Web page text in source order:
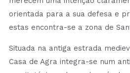
orientada para a sua defesa e
estas encontra-se a zona de
Situada na antiga estrada
Casa de Agra integra-se num